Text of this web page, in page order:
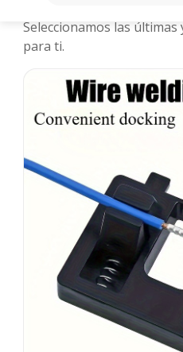
Seleccionamos las
para ti.